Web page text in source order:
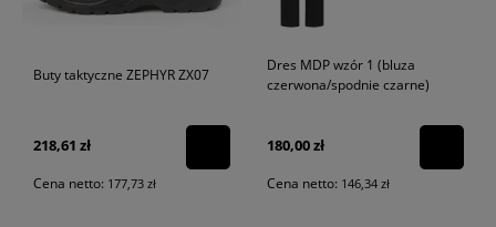
Buty taktyczne ZEPHYR ZX07
218,61 zł
Cena netto: 177,73 zł
Dres MDP wzór 1 (bluza
czerwona/spodnie czarne)
180,00 zł
Cena netto: 146,34 zł